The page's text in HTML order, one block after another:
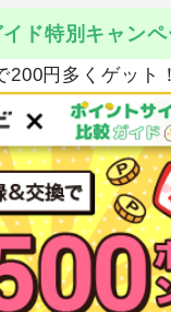
ド特別キャンペ
円多くゲット！